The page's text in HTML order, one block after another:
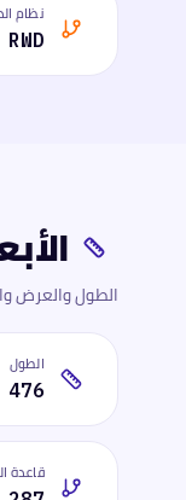
نظام
RWD
الطول والعرض
الطول
476 سم
قاعدة